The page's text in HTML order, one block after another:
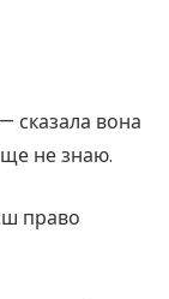
сказала вона
не знаю.
право